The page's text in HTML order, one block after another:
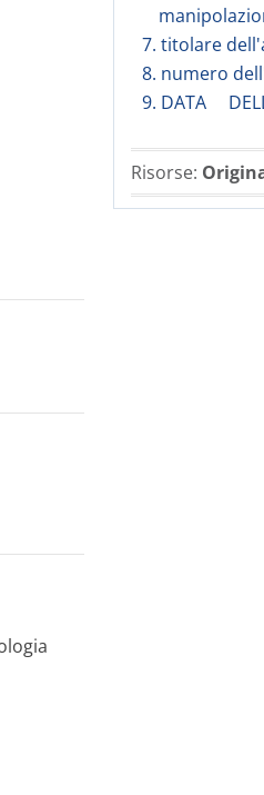
7. titolare
8. numero
9. DATA
Risorse: